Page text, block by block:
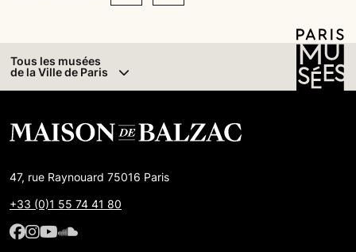
Tous les musées
de la Ville de Paris
47, rue Raynouard 75016 Paris
+33 (0)1 55 74 41 80
Facebook : Maison de Balzac
Facebook : Maison de Balzac
Youtube : Maison de Balzac
SoundCloud : Maison de Balzac